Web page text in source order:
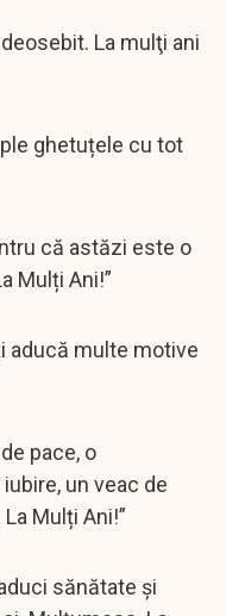
La mulţi ani
ghetuțele cu tot
că astăzi este o
Mulți Ani!”
aducă multe motive
pace, o
un veac de
Mulți Ani!”
sănătate şi